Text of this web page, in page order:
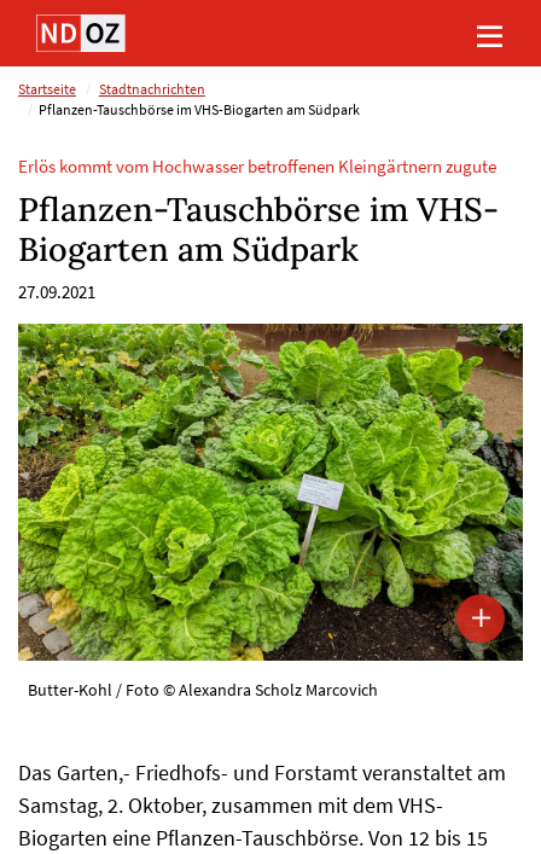
Direkt
Inhalt
(Eingabetaste)
Direkt
Hauptmenu
(Eingabetaste)
Direkt
Suche
(Eingabetaste)
Direkt
Footer
(Eingabetaste)
Startseite
Stadtnachrichten
Pflanzen-Tauschbörse im VHS-Biogarten am Südpark
Erlös kommt vom Hochwasser betroffenen Kleingärtnern zugute
Pflanzen-Tauschbörse im VHS-
Biogarten am Südpark
27.09.2021
Butter-Kohl / Foto © Alexandra Scholz Marcovich
Das Garten,- Friedhofs- und Forstamt veranstaltet am
Samstag, 2. Oktober, zusammen mit dem VHS-
Biogarten eine Pflanzen-Tauschbörse. Von 12 bis 15